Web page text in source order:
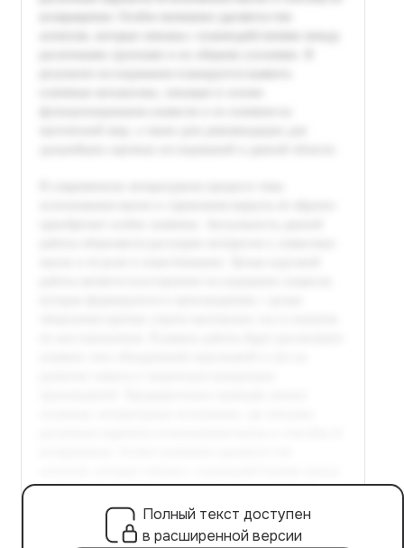
Полный текст доступен
в расширенной версии